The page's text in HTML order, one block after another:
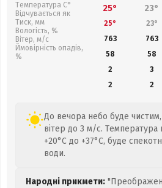
Температура С°
Відчувається як
Тиск, мм
Вологість, %
Вітер, м/с
Ймовірність опадів,
%
25° 23°
25° 23°
763
763
58
58
2
3
2
2
До вечора небо буде чистим,
вітер до 3 м/с. Температура
+20°C до +37°C, буде
води.
Народні прикмети: